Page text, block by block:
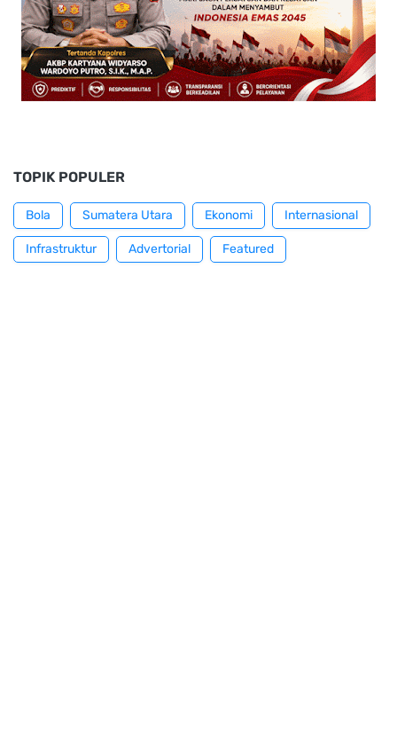
TOPIK POPULER
Bola Sumatera Utara Ekonomi Internasional
Infrastruktur Advertorial Featured